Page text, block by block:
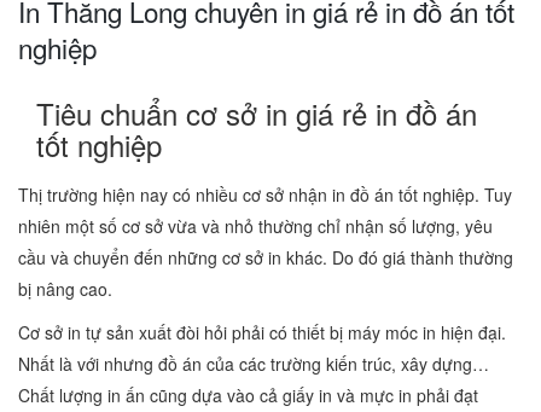
In Thăng Long chuyên in giá rẻ in đồ án tốt
nghiệp
Tiêu chuẩn cơ sở in giá rẻ in đồ án
tốt nghiệp
Thị trường hiện nay có nhiều cơ sở nhận in đồ án tốt nghiệp. Tuy
nhiên một số cơ sở vừa và nhỏ thường chỉ nhận số lượng, yêu
cầu và chuyển đến những cơ sở in khác. Do đó giá thành thường
bị nâng cao.
Cơ sở in tự sản xuất đòi hỏi phải có thiết bị máy móc in hiện đại.
Nhất là với nhưng đồ án của các trường kiến trúc, xây dựng…
Chất lượng in ấn cũng dựa vào cả giấy in và mực in phải đạt